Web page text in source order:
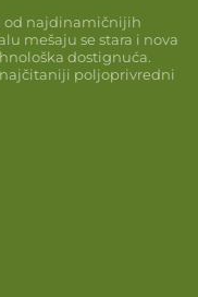
od najdinamičnijih
mešaju se stara i nova
dostignuća.
poljoprivredni